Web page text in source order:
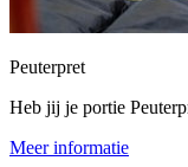
Peuterpret
Heb jij je portie
Meer informatie